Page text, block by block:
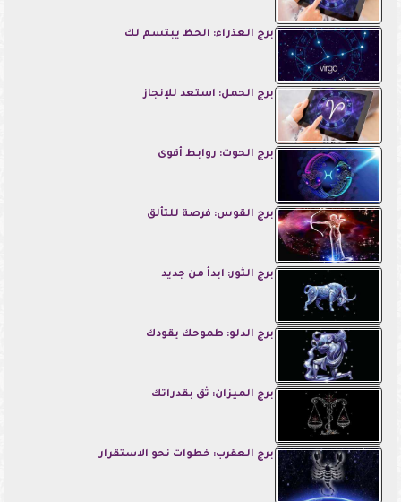
برج العذراء: الحظ يبتسم لك
برج الحمل: استعد للإنجاز
برج الحوت: روابط أقوى
برج القوس: فرصة للتألق
برج الثور: ابدأ من جديد
برج الدلو: طموحك يقودك
برج الميزان: ثق بقدراتك
برج العقرب: خطوات نحو الاستقرار